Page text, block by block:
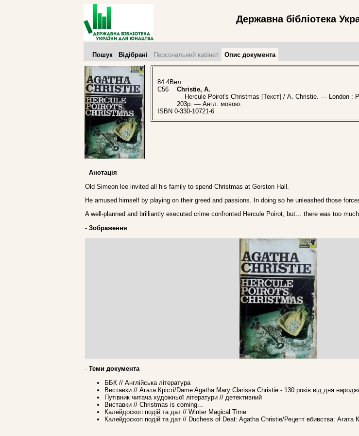
Державна бібліотека
Пошук Відібрані Персональний кабінет Опис документа
84.4Вел
C56
Christie, A.
Hercule Poirot's Christmas [Текст] / A. Christie. — London :
203p. — Англ. мовою.
ISBN 0-330-10721-6
- Анотація
Old Simeon lee invited all his family to spend Christmas at Gorston Hall.
He amused himself by playing on their greed and passions. In doing so he unleashed those
A well-planned and brilliantly executed crime confronted Hercule Poirot, but… there was too
- Зображення
- Теми документа
ББК // Англійська література
Виставки // Агата Крісті/Dame Agatha Mary Clarissa Christie - 130 років від дня
Путівник читача художньої літератури // детективний
Виставки // Christmas is coming...
Калейдоскоп подій та дат // Winter Magical Time
Калейдоскоп подій та дат // Duchess of Deat: Agatha Christie/Рецепт вбивства: Агата